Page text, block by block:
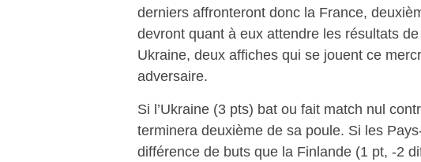
derniers affronteront donc la France,
devront quant à eux attendre les résultats
Ukraine, deux affiches qui se jouent ce
adversaire.
Si l’Ukraine (3 pts) bat ou fait match nul
terminera deuxième de sa poule. Si les
différence de buts que la Finlande (1 pt, -2